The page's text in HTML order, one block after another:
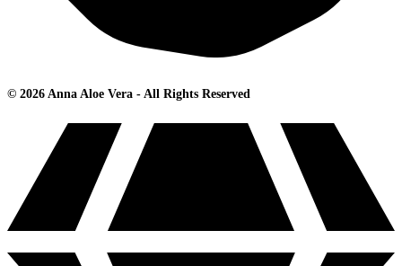
© 2026 Anna Aloe Vera - All Rights Reserved